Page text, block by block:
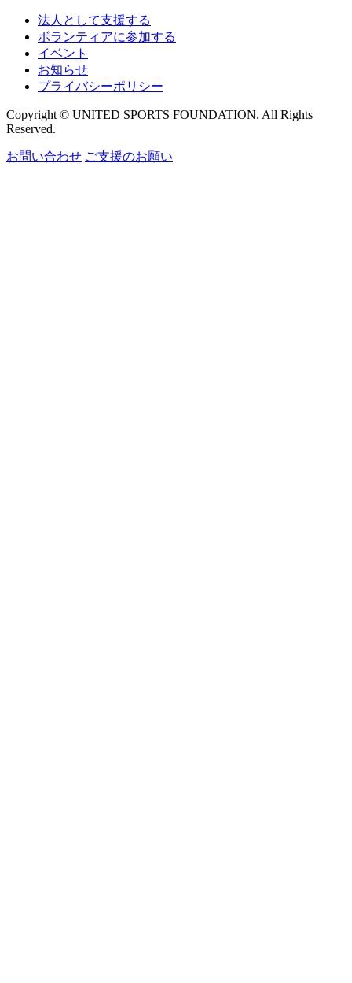
法人として支援する
ボランティアに参加する
イベント
お知らせ
プライバシーポリシー
Copyright © UNITED SPORTS FOUNDATION. All Rights
Reserved.
お問い合わせ ご支援のお願い